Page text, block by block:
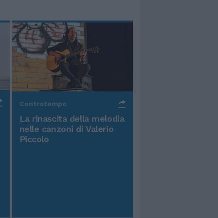
Controtempo
La rinascita della melodia
nelle canzoni di Valerio
Piccolo